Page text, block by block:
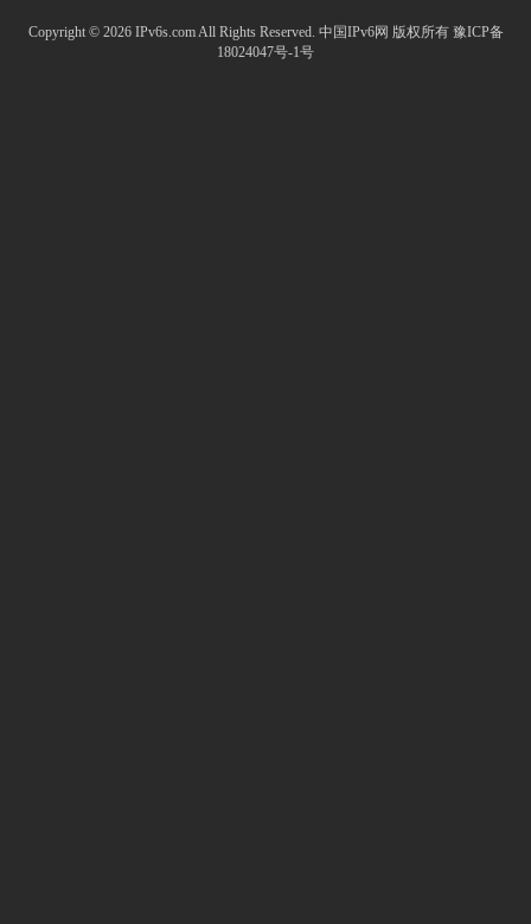
Copyright © 2026 IPv6s.com All Rights Reserved. 中国IPv6网 版权所有 豫ICP备
18024047号-1号